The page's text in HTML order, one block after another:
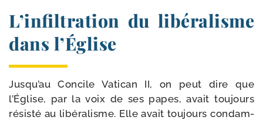
L’infiltration du libéralisme
dans l’Église
Jusqu’au Concile Vatican II, on peut dire que
l’Église, par la voix de ses papes, avait tou­jours
résis­té au libé­ra­lisme. Elle avait tou­jours condam­